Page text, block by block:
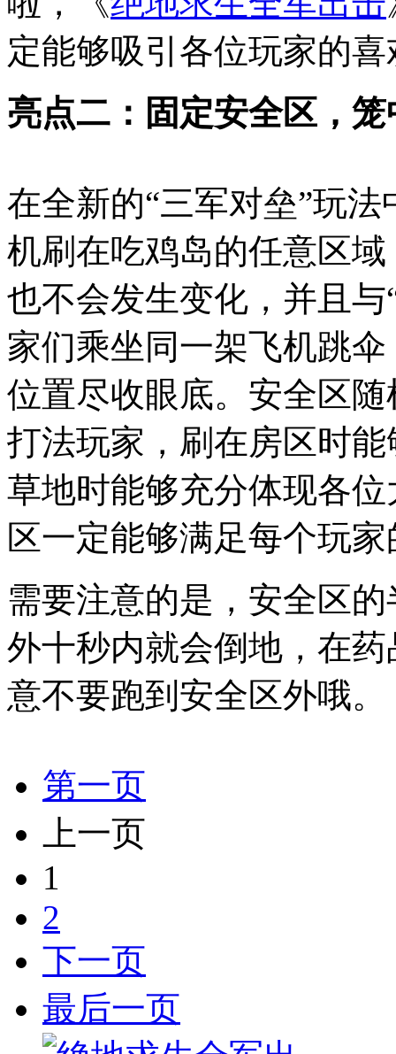
定能够吸引各位玩家的
亮点二：固定安全区，
在全新的“三军对垒”玩
机刷在吃鸡岛的任意区域
也不会发生变化，并且
家们乘坐同一架飞机跳
位置尽收眼底。安全区
打法玩家，刷在房区时
草地时能够充分体现各
区一定能够满足每个玩
需要注意的是，安全区
外十秒内就会倒地，在
意不要跑到安全区外哦。
第一页
上一页
1
2
下一页
最后一页